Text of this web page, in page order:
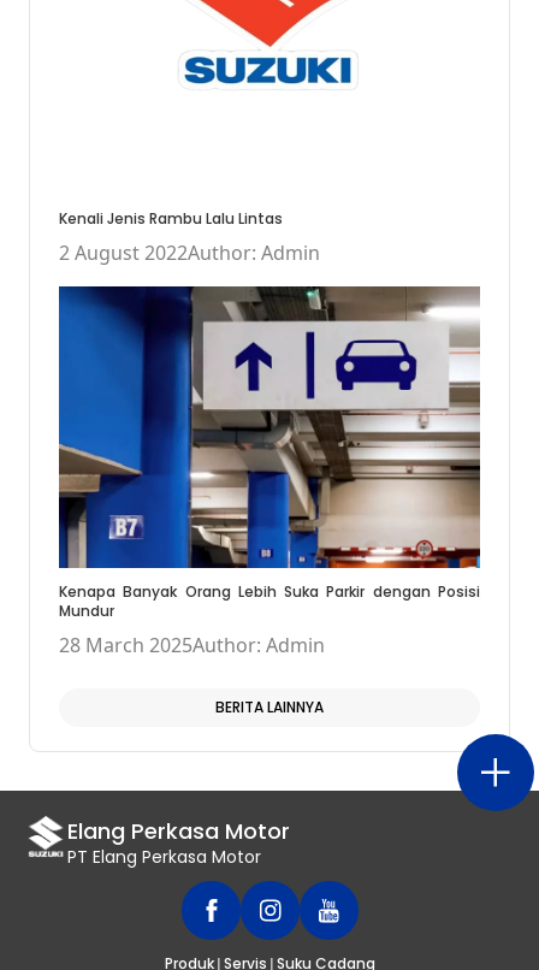
Kenali Jenis Rambu Lalu Lintas
2 August 2022Author: Admin
Kenapa Banyak Orang Lebih Suka Parkir dengan Posisi
Mundur
28 March 2025Author: Admin
BERITA LAINNYA
Elang Perkasa Motor
PT Elang Perkasa Motor
Produk|Servis |Suku Cadang